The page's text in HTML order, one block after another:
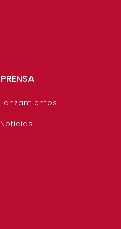
PRENSA
Lanzamientos
Noticias